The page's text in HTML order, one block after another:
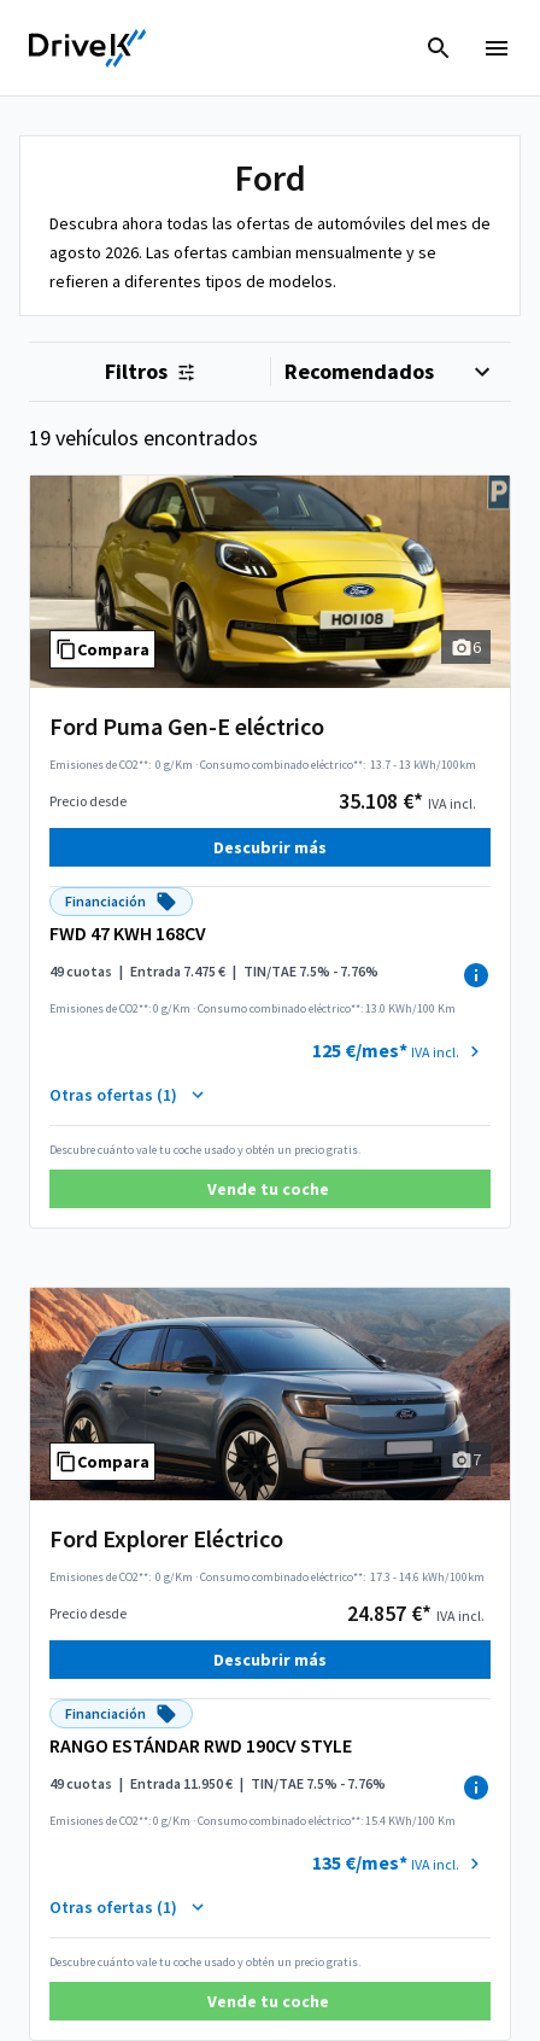
Ford
Descubra ahora todas las ofertas de automóviles del mes de
agosto 2026. Las ofertas cambian mensualmente y se
refieren a diferentes tipos de modelos.
Filtros
19 vehículos encontrados
Compara 6
Ford Puma Gen-E eléctrico
Emisiones de CO2**: 0 g/Km ·Consumo combinado eléctrico**: 13.7 - 13 kWh/100km
Precio desde 35.108 €* IVA incl.
Descubrir más
Financiación
FWD 47 KWH 168CV
49 cuotas | Entrada 7.475 € | TIN/TAE 7.5% - 7.76%
Emisiones de CO2**: 0 g/Km ·Consumo combinado eléctrico**: 13.0 KWh/100 Km
125 €/mes* IVA incl.
Otras ofertas (1)
Descubre cuánto vale tu coche usado y obtén un precio gratis.
Vende tu coche
Compara 7
Ford Explorer Eléctrico
Emisiones de CO2**: 0 g/Km ·Consumo combinado eléctrico**: 17.3 - 14.6 kWh/100km
Precio desde 24.857 €* IVA incl.
Descubrir más
Financiación
RANGO ESTÁNDAR RWD 190CV STYLE
49 cuotas | Entrada 11.950 € | TIN/TAE 7.5% - 7.76%
Emisiones de CO2**: 0 g/Km ·Consumo combinado eléctrico**: 15.4 KWh/100 Km
135 €/mes* IVA incl.
Otras ofertas (1)
Descubre cuánto vale tu coche usado y obtén un precio gratis.
Vende tu coche